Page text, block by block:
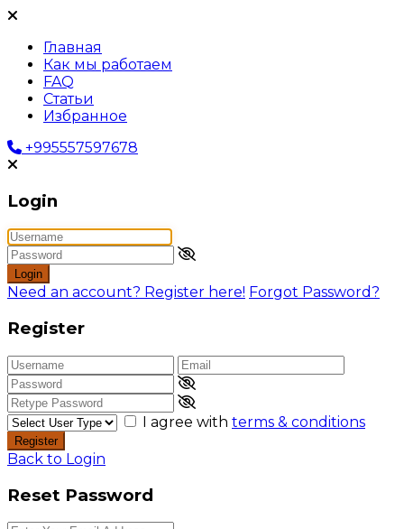
Главная
Как мы работаем
FAQ
Статьи
Избранное
+995557597678
Login
Login
Need an account? Register here! Forgot Password?
Register
I agree with terms & conditions
Register
Back to Login
Reset Password